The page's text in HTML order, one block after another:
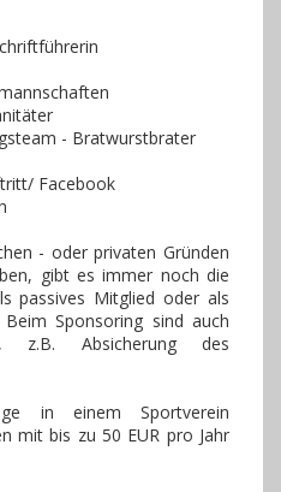
- Bratwurstbrater
Facebook
- oder privaten Gründen
gibt es immer noch die
passives Mitglied oder als
Sponsoring sind auch
z.B. Absicherung des
in einem Sportverein
mit bis zu 50 EUR pro Jahr